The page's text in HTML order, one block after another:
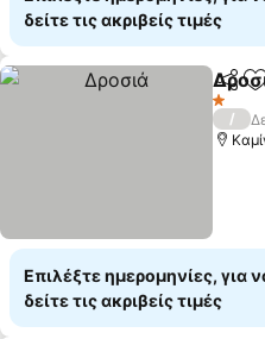
δείτε τις ακριβείς τιμές
1
/
Επιλέξτε ημερομηνίες, για
δείτε τις ακριβείς τιμές